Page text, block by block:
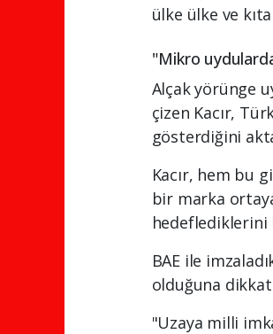
ülke ülke ve
"Mikro
Alçak yörünge
çizen Kacır,
gösterdiğini
Kacır, hem bu
bir marka
BAE ile
olduğuna
"Uzaya milli